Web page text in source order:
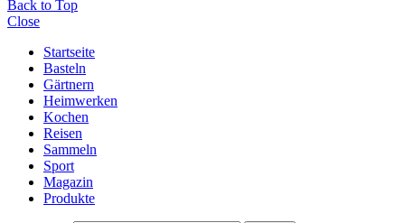
Back to Top
Close
Startseite
Basteln
Gärtnern
Heimwerken
Kochen
Reisen
Sammeln
Sport
Magazin
Produkte